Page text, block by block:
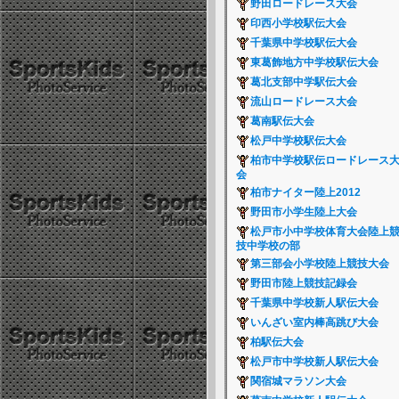
野田ロードレース大会
印西小学校駅伝大会
千葉県中学校駅伝大会
東葛飾地方中学校駅伝大会
葛北支部中学駅伝大会
流山ロードレース大会
葛南駅伝大会
松戸中学校駅伝大会
柏市中学校駅伝ロードレース大
会
柏市ナイター陸上2012
野田市小学生陸上大会
松戸市小中学校体育大会陸上競
技中学校の部
第三部会小学校陸上競技大会
野田市陸上競技記録会
千葉県中学校新人駅伝大会
いんざい室内棒高跳び大会
柏駅伝大会
松戸市中学校新人駅伝大会
関宿城マラソン大会